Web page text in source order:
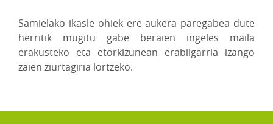
Samielako ikasle ohiek ere aukera paregabea dute
herritik mugitu gabe beraien ingeles maila
erakusteko eta etorkizunean erabilgarria izango
zaien ziurtagiria lortzeko.